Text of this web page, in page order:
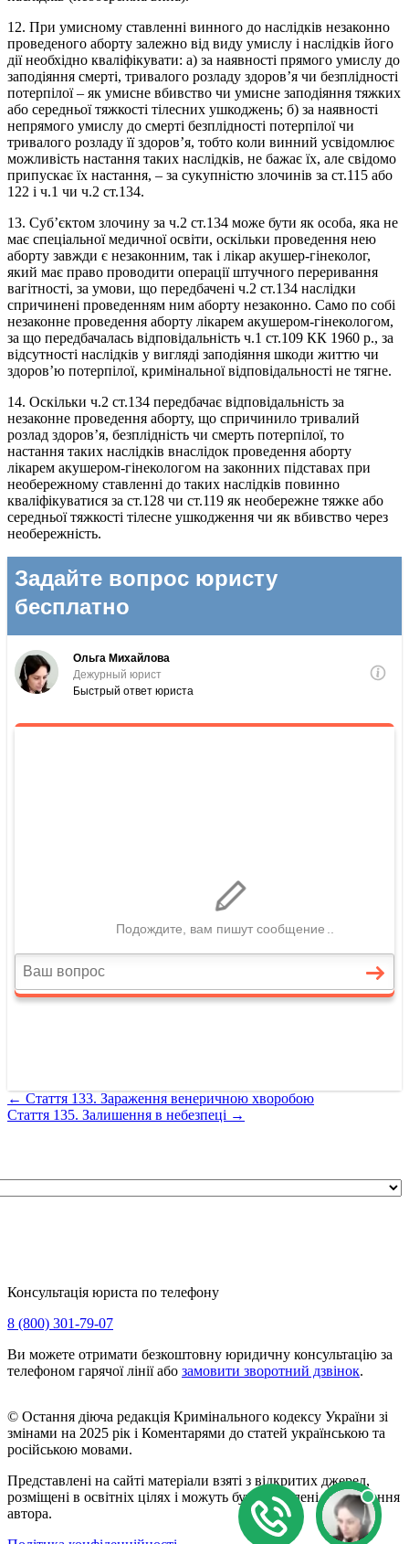
12. При умисному ставленні винного до наслідків незаконно
проведеного аборту залежно від виду умислу і наслідків його
дії необхідно кваліфікувати: а) за наявності прямого умислу до
заподіяння смерті, тривалого розладу здоров’я чи безплідності
потерпілої – як умисне вбивство чи умисне заподіяння тяжких
або середньої тяжкості тілесних ушкоджень; б) за наявності
непрямого умислу до смерті безплідності потерпілої чи
тривалого розладу її здоров’я, тобто коли винний усвідомлює
можливість настання таких наслідків, не бажає їх, але свідомо
припускає їх настання, – за сукупністю злочинів за ст.115 або
122 і ч.1 чи ч.2 ст.134.
13. Суб’єктом злочину за ч.2 ст.134 може бути як особа, яка не
має спеціальної медичної освіти, оскільки проведення нею
аборту завжди є незаконним, так і лікар акушер-гінеколог,
який має право проводити операції штучного переривання
вагітності, за умови, що передбачені ч.2 ст.134 наслідки
спричинені проведенням ним аборту незаконно. Само по собі
незаконне проведення аборту лікарем акушером-гінекологом,
за що передбачалась відповідальність ч.1 ст.109 КК 1960 р., за
відсутності наслідків у вигляді заподіяння шкоди життю чи
здоров’ю потерпілої, кримінальної відповідальності не тягне.
14. Оскільки ч.2 ст.134 передбачає відповідальність за
незаконне проведення аборту, що спричинило тривалий
розлад здоров’я, безплідність чи смерть потерпілої, то
настання таких наслідків внаслідок проведення аборту
лікарем акушером-гінекологом на законних підставах при
необережному ставленні до таких наслідків повинно
кваліфікуватися за ст.128 чи ст.119 як необережне тяжке або
середньої тяжкості тілесне ушкодження чи як вбивство через
необережність.
← Стаття 133. Зараження венеричною хворобою
Стаття 135. Залишення в небезпеці →
Консультація юриста по телефону
8 (800) 301-79-07
Ви можете отримати безкоштовну юридичну консультацію за
телефоном гарячої лінії або замовити зворотний дзвінок.
© Остання діюча редакція Кримінального кодексу України зі
змінами на 2025 рік і Коментарями до статей українською та
російською мовами.
Представлені на сайті матеріали взяті з відкритих джерел,
розміщені в освітніх цілях і можуть бути видалені на прохання
автора.